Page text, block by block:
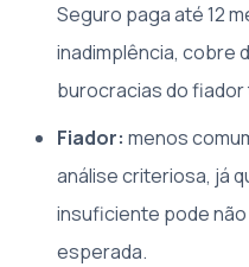
Seguro paga até 12
inadimplência, cobre
burocracias do fiador
Fiador: menos
análise criteriosa, já
insuficiente pode
esperada.